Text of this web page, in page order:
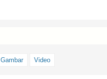
Gambar Video